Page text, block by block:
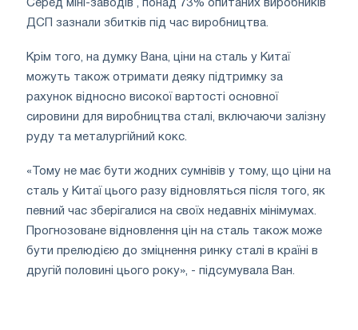
Серед міні-заводів , понад 73% опитаних виробників
ДСП зазнали збитків під час виробництва.
Крім того, на думку Вана, ціни на сталь у Китаї
можуть також отримати деяку підтримку за
рахунок відносно високої вартості основної
сировини для виробництва сталі, включаючи залізну
руду та металургійний кокс.
«Тому не має бути жодних сумнівів у тому, що ціни на
сталь у Китаї цього разу відновляться після того, як
певний час зберігалися на своїх недавніх мінімумах.
Прогнозоване відновлення цін на сталь також може
бути прелюдією до зміцнення ринку сталі в країні в
другій половині цього року», - підсумувала Ван.